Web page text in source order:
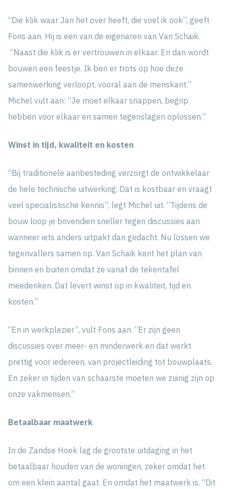
“Die klik waar Jan het over heeft, die voel ik ook”, geeft
Fons aan. Hij is een van de eigenaren van Van Schaik.
“Naast die klik is er vertrouwen in elkaar. En dan wordt
bouwen een feestje. Ik ben er trots op hoe deze
samenwerking verloopt, vooral aan de menskant.”
Michel vult aan: “Je moet elkaar snappen, begrip
hebben voor elkaar en samen tegenslagen oplossen.”
Winst in tijd, kwaliteit en kosten
“Bij traditionele aanbesteding verzorgt de ontwikkelaar
de hele technische uitwerking. Dat is kostbaar en vraagt
veel specialistische kennis”, legt Michel uit. “Tijdens de
bouw loop je bovendien sneller tegen discussies aan
wanneer iets anders uitpakt dan gedacht. Nu lossen we
tegenvallers samen op. Van Schaik kent het plan van
binnen en buiten omdat ze vanaf de tekentafel
meedenken. Dat levert winst op in kwaliteit, tijd en
kosten.”
“En in werkplezier”, vult Fons aan. “Er zijn geen
discussies over meer- en minderwerk en dat werkt
prettig voor iedereen, van projectleiding tot bouwplaats.
En zeker in tijden van schaarste moeten we zuinig zijn op
onze vakmensen.”
Betaalbaar maatwerk
In de Zandse Hoek lag de grootste uitdaging in het
betaalbaar houden van de woningen, zeker omdat het
om een klein aantal gaat. En omdat het maatwerk is. “Dit